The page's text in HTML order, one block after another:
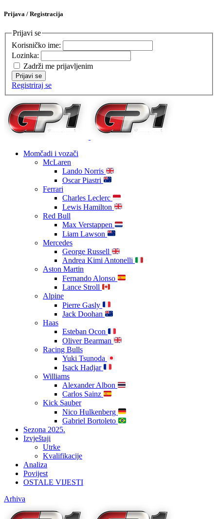
Prijava / Registracija
Prijavi se
Korisničko ime:
Lozinka:
Zadrži me prijavljenim
Prijavi se
Registriraj se
Momčadi i vozači
McLaren
Lando Norris
Oscar Piastri
Ferrari
Charles Leclerc
Lewis Hamilton
Red Bull
Max Verstappen
Liam Lawson
Mercedes
George Russell
Andrea Kimi Antonelli
Aston Martin
Fernando Alonso
Lance Stroll
Alpine
Pierre Gasly
Jack Doohan
Haas
Esteban Ocon
Oliver Bearman
Racing Bulls
Yuki Tsunoda
Isack Hadjar
Williams
Alexander Albon
Carlos Sainz
Kick Sauber
Nico Hulkenberg
Gabriel Bortoleto
Sezona 2025.
Izvještaji
Utrke
Kvalifikacije
Analiza
Povijest
OSTALE VIJESTI
Arhiva